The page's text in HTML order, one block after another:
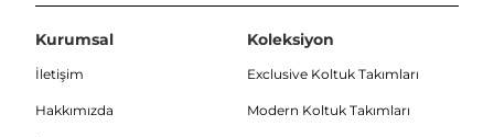
Kurumsal
İletişim
Hakkımızda
Koleksiyon
Exclusive Koltuk Takımları
Modern Koltuk Takımları